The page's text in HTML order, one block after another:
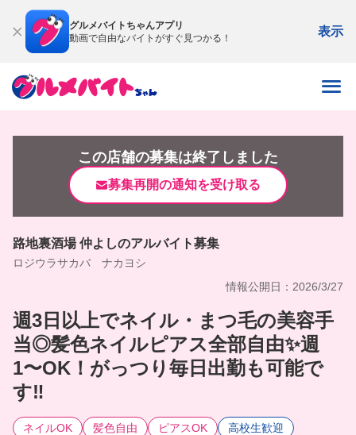
グルメバイトちゃんアプリ
動画で自由なバイトがすぐ見つかる！
表示
この店舗の募集は終了しました
募集再開の通知を受け取る
路地裏酒場 仲よしのアルバイト募集
ロジウラサカバ ナカヨシ
情報公開日：2026/3/27
週3日以上でネイル・まつ毛の美容手
当◎髪色ネイルピアス全部自由✨週
1〜OK！がっつり毎日出勤も可能で
す‼️
ネイルOK 髪色自由 ピアスOK
高校生歓迎